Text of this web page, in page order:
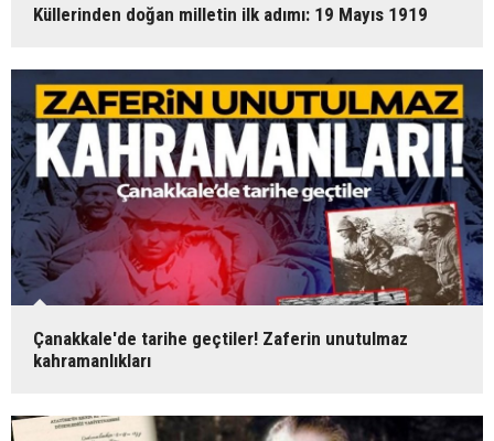
Küllerinden doğan milletin ilk adımı: 19 Mayıs 1919
Çanakkale'de tarihe geçtiler! Zaferin unutulmaz
kahramanlıkları